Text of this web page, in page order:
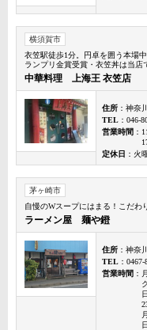
横須賀市
衣笠駅徒歩1分。円卓を囲う本場
ランプリ金賞受賞・衣笠丼は当店
中華料理 上海王 衣笠店
住所 ：神奈
TEL ：046-
営業時間 ：
定休日 ：火
茅ヶ崎市
自慢のWスープにはまる！こだわ
ラーメン屋 麺や鐙
住所 ：神奈
TEL ：
営業時間 ：